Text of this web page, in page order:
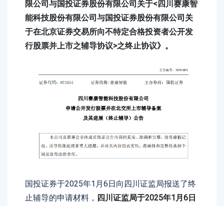
限公司与国投证券股份有限公司关于<四川赛康智
能科技股份有限公司与国投证券股份有限公司关
于在北京证券交易所向不特定合格投资者公开发
行股票并上市之辅导协议>之终止协议》。
国投证券于2025年1月6日向四川证监局报送了终
止辅导的申请材料， 四川证监局于2025年1月6日